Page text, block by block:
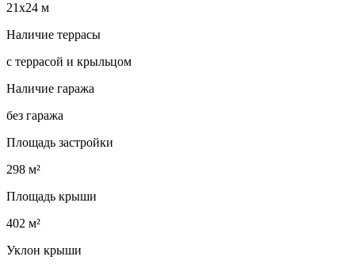
21х24 м
Наличие террасы
с террасой и крыльцом
Наличие гаража
без гаража
Площадь застройки
298 м²
Площадь крыши
402 м²
Уклон крыши